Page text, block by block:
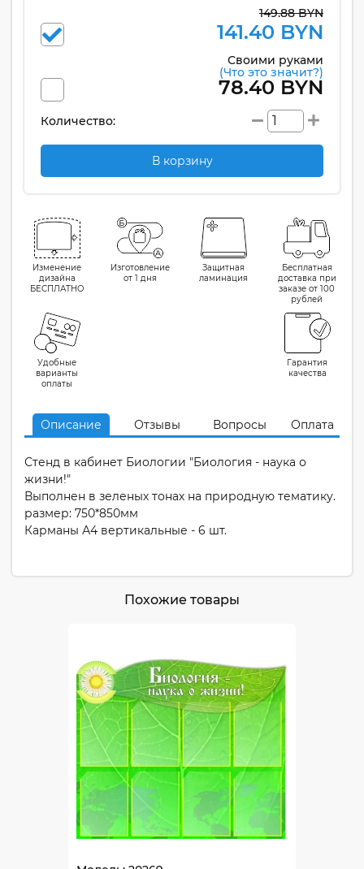
149.88 BYN
141.40 BYN
Своими руками
(Что это значит?)
78.40 BYN
Количество:
В корзину
Изменение
дизайна
БЕСПЛАТНО
Изготовление
от 1 дня
Защитная
ламинация
Бесплатная
доставка при
заказе от 100
рублей
Удобные
варианты
оплаты
Гарантия
качества
Описание Отзывы Вопросы Оплата
Стенд в кабинет Биологии "Биология - наука о
жизни!"
Выполнен в зеленых тонах на природную тематику.
размер: 750*850мм
Карманы А4 вертикальные - 6 шт.
Похожие товары